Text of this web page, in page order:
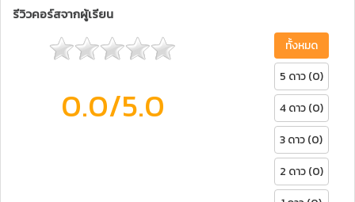
รีวิวคอร์สจากผู้เรียน
0.0/5.0
ทั้งหมด
5 ดาว (0)
4 ดาว (0)
3 ดาว (0)
2 ดาว (0)